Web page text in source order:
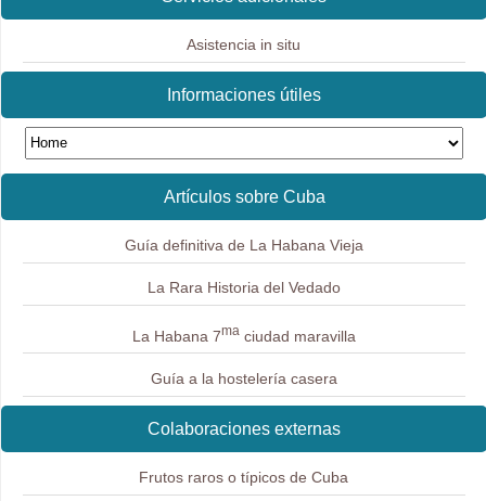
Asistencia in situ
Informaciones útiles
Artículos sobre Cuba
Guía definitiva de La Habana Vieja
La Rara Historia del Vedado
La Habana 7maciudad maravilla
Guía a la hostelería casera
Colaboraciones externas
Frutos raros o típicos de Cuba